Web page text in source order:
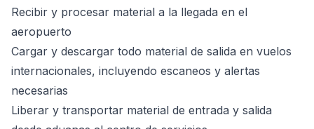
Recibir y procesar material a la llegada en el
aeropuerto
Cargar y descargar todo material de salida en vuelos
internacionales, incluyendo escaneos y alertas
necesarias
Liberar y transportar material de entrada y salida